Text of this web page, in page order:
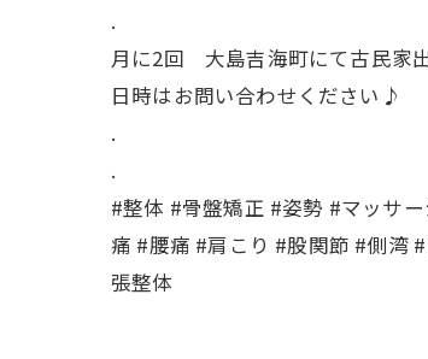
.
月に2回 大島吉海町にて古民家
日時はお問い合わせください♪
.
.
#整体 #骨盤矯正 #姿勢 #マッサ
痛 #腰痛 #肩こり #股関節 #側湾
張整体